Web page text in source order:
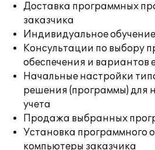
Доставка программных
заказчика
Индивидуальное
Консультации по выбору
обеспечения и вариантов
Начальные настройки
решения (программы) для
учета
Продажа выбранных
Установка программного
компьютеры заказчика